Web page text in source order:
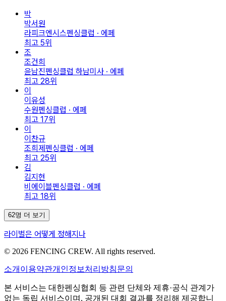
박
박서원
라피크엔시스펜싱클럽 · 에페
최고 5위
조
조건희
윤남진펜싱클럽 하남미사 · 에페
최고 28위
이
이유성
수원펜싱클럽 · 에페
최고 17위
이
이찬규
조희제펜싱클럽 · 에페
최고 25위
김
김지현
비에이블펜싱클럽 · 에페
최고 18위
62명 더 보기
라이벌은 어떻게 정해지나
© 2026 FENCING CREW. All rights reserved.
소개 이용약관개인정보처리방침문의
본 서비스는 대한펜싱협회 등 관련 단체와 제휴·공식 관계가
없는 독립 서비스이며, 공개된 대회 결과를 정리해 제공합니